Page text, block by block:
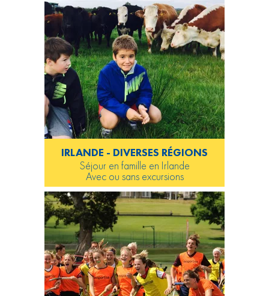
IRLANDE - DIVERSES RÉGIONS
Séjour en famille en Irlande
Avec ou sans excursions